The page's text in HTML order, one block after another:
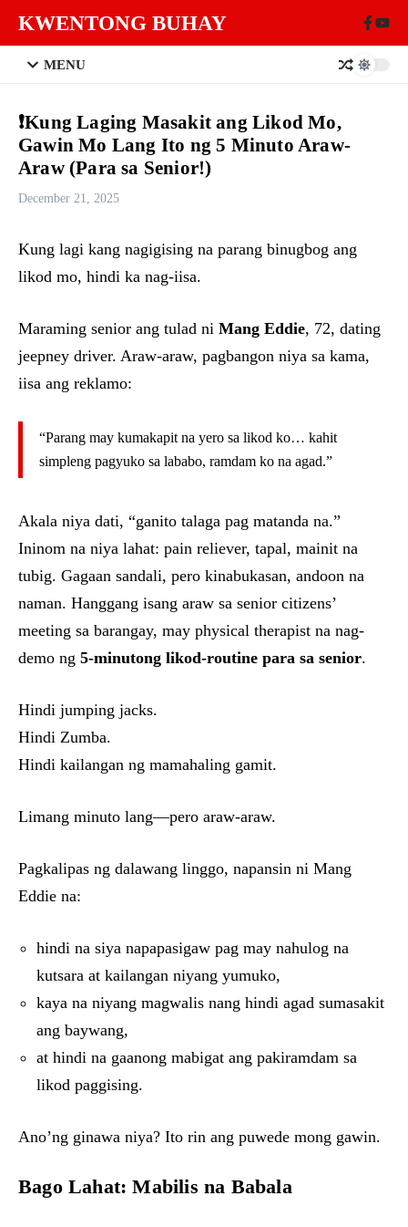
KWENTONG BUHAY
MENU
❗Kung Laging Masakit ang Likod Mo,
Gawin Mo Lang Ito ng 5 Minuto Araw-
Araw (Para sa Senior!)
December 21, 2025
Kung lagi kang nagigising na parang binugbog ang
likod mo, hindi ka nag-iisa.
Maraming senior ang tulad ni Mang Eddie, 72, dating
jeepney driver. Araw-araw, pagbangon niya sa kama,
iisa ang reklamo:
“Parang may kumakapit na yero sa likod ko… kahit
simpleng pagyuko sa lababo, ramdam ko na agad.”
Akala niya dati, “ganito talaga pag matanda na.”
Ininom na niya lahat: pain reliever, tapal, mainit na
tubig. Gagaan sandali, pero kinabukasan, andoon na
naman. Hanggang isang araw sa senior citizens’
meeting sa barangay, may physical therapist na nag-
demo ng 5-minutong likod-routine para sa senior.
Hindi jumping jacks.
Hindi Zumba.
Hindi kailangan ng mamahaling gamit.
Limang minuto lang—pero araw-araw.
Pagkalipas ng dalawang linggo, napansin ni Mang
Eddie na:
hindi na siya napapasigaw pag may nahulog na
kutsara at kailangan niyang yumuko,
kaya na niyang magwalis nang hindi agad sumasakit
ang baywang,
at hindi na gaanong mabigat ang pakiramdam sa
likod paggising.
Ano’ng ginawa niya? Ito rin ang puwede mong gawin.
Bago Lahat: Mabilis na Babala